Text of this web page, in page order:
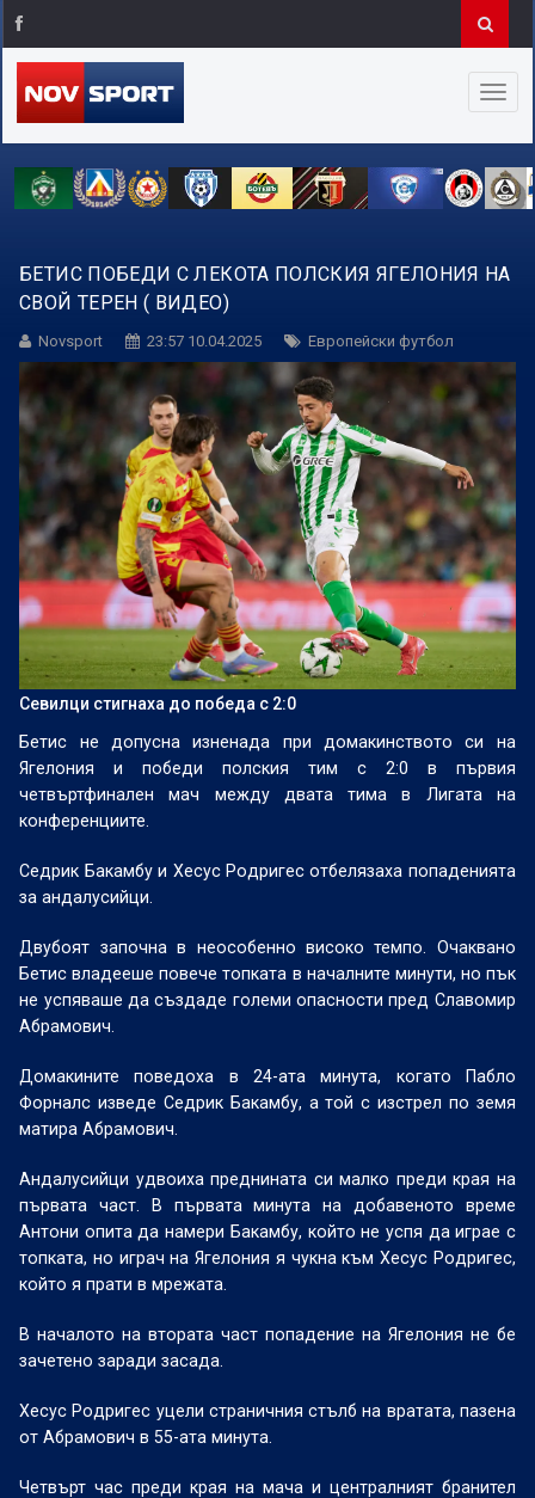
БЕТИС ПОБЕДИ С ЛЕКОТА ПОЛСКИЯ ЯГЕЛОНИЯ НА
СВОЙ ТЕРЕН ( ВИДЕО)
Novsport 23:57 10.04.2025 Европейски футбол
Севилци стигнаха до победа с 2:0
Бетис не допусна изненада при домакинството си на
Ягелония и победи полския тим с 2:0 в първия
четвъртфинален мач между двата тима в Лигата на
конференциите.
Седрик Бакамбу и Хесус Родригес отбелязаха попаденията
за андалусийци.
Двубоят започна в неособенно високо темпо. Очаквано
Бетис владееше повече топката в началните минути, но пък
не успяваше да създаде големи опасности пред Славомир
Абрамович.
Домакините поведоха в 24-ата минута, когато Пабло
Форналс изведе Седрик Бакамбу, а той с изстрел по земя
матира Абрамович.
Андалусийци удвоиха преднината си малко преди края на
първата част. В първата минута на добавеното време
Антони опита да намери Бакамбу, който не успя да играе с
топката, но играч на Ягелония я чукна към Хесус Родригес,
който я прати в мрежата.
В началото на втората част попадение на Ягелония не бе
зачетено заради засада.
Хесус Родригес уцели страничния стълб на вратата, пазена
от Абрамович в 55-ата минута.
Четвърт час преди края на мача и централният бранител